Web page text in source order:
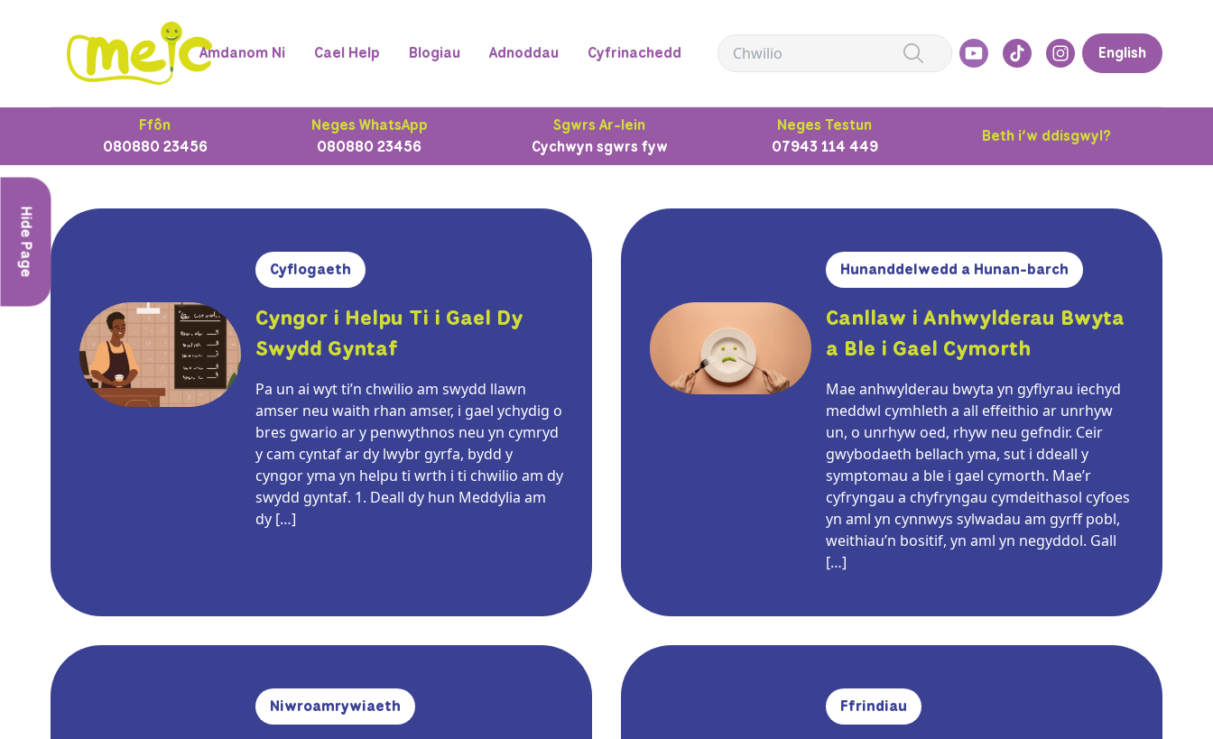
Amdanom Ni Cael Help Blogiau Adnoddau Cyfrinachedd English
Ffôn
080880 23456
Neges WhatsApp
080880 23456
Sgwrs Ar-lein
Cychwyn sgwrs fyw
Neges Testun
07943 114 449
Beth i’w ddisgwyl?
Hide Page Cyflogaeth
Cyngor i Helpu Ti i Gael Dy
Swydd Gyntaf
Pa un ai wyt ti’n chwilio am swydd llawn
amser neu waith rhan amser, i gael ychydig o
bres gwario ar y penwythnos neu yn cymryd
y cam cyntaf ar dy lwybr gyrfa, bydd y
cyngor yma yn helpu ti wrth i ti chwilio am dy
swydd gyntaf. 1. Deall dy hun Meddylia am
dy […]
Hunanddelwedd a Hunan-barch
Canllaw i Anhwylderau Bwyta
a Ble i Gael Cymorth
Mae anhwylderau bwyta yn gyflyrau iechyd
meddwl cymhleth a all effeithio ar unrhyw
un, o unrhyw oed, rhyw neu gefndir. Ceir
gwybodaeth bellach yma, sut i ddeall y
symptomau a ble i gael cymorth. Mae’r
cyfryngau a chyfryngau cymdeithasol cyfoes
yn aml yn cynnwys sylwadau am gyrff pobl,
weithiau’n bositif, yn aml yn negyddol. Gall
[…]
Niwroamrywiaeth Ffrindiau